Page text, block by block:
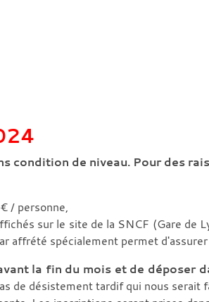
condition de niveau. Pour des
/ personne,
sur le site de la SNCF (Gare
spécialement permet
la fin du mois et de déposer
de désistement tardif qui nous